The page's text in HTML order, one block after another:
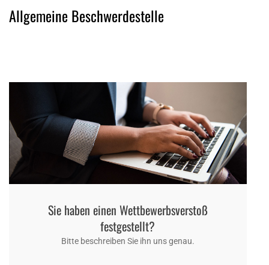
Allgemeine Beschwerdestelle
Sie haben einen Wettbewerbsverstoß
festgestellt?
Bitte beschreiben Sie ihn uns genau.